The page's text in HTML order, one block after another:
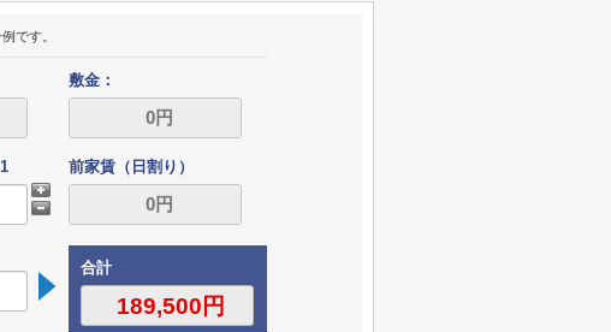
です。
敷金：
前家賃（日割り）
合計